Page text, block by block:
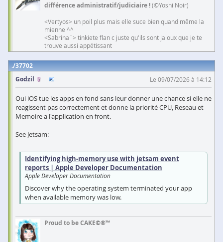
différence administratif/judiciaire !(©Yoshi Noir)
<Vertyos> un poil plus mais elle suce bien quand même la
mienne ^^
<Sabrina`> tinkiete flan c juste qu'ils sont jaloux que je te
trouve aussi appétissant
37702
Godzil
Le 09/07/2026 à 14:12
Oui iOS tue les apps en fond sans leur donner une chance si elle ne
reagissent pas correctement et donne la priorité CPU, Reseau et
Memoire a l'application en front.
See Jetsam:
Identifying high-memory use with jetsam event
reports | Apple Developer Documentation
Apple Developer Documentation
Discover why the operating system terminated your app
when available memory was low.
Proud to be CAKE©®™